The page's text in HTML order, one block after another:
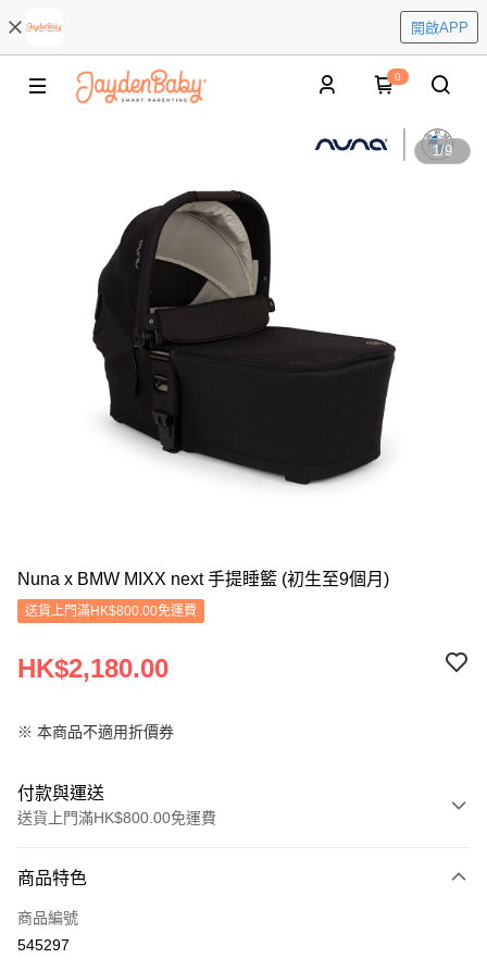
開啟APP
0
1/9
Nuna x BMW MIXX next 手提睡籃 (初生至9個月)
送貨上門滿HK$800.00免運費
HK$2,180.00
※ 本商品不適用折價券
付款與運送
送貨上門滿HK$800.00免運費
信用卡
Apple Pay
商品特色
商品編號
545297